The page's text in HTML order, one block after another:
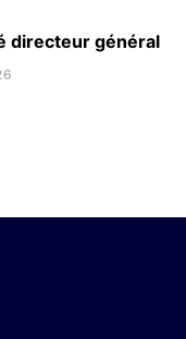
directeur général